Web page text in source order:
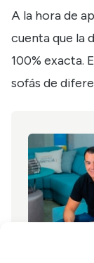
A la hora de
cuenta que la
100% exacta.
sofás de